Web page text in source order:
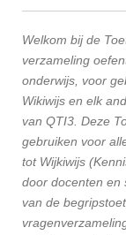
Welkom bij de
verzameling
onderwijs, voor
Wikiwijs en elk
van QTI3. Deze
gebruiken voor
tot Wijkiwijs
door docenten en
van de